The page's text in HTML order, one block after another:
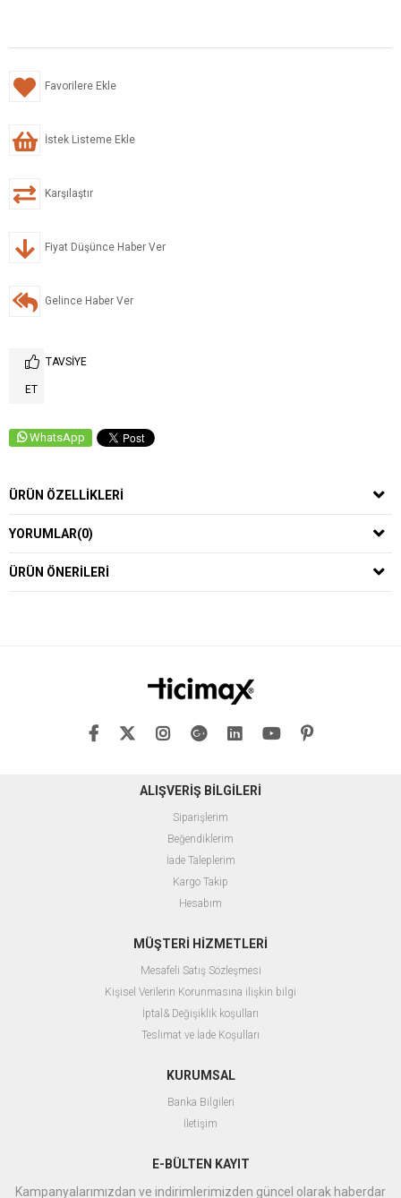
Favorilere Ekle
İstek Listeme Ekle
Karşılaştır
Fiyat Düşünce Haber Ver
Gelince Haber Ver
TAVSIYE
ET
WhatsApp
ÜRÜN ÖZELLIKLERI
YORUMLAR(0)
ÜRÜN ÖNERILERI
ALIŞVERİŞ BİLGİLERİ
Siparişlerim
Beğendiklerim
İade Taleplerim
Kargo Takip
Hesabım
MÜŞTERİ HİZMETLERİ
Mesafeli Satış Sözleşmesi
Kişisel Verilerin Korunmasına ilişkin bilgi
İptal& Değişiklik koşulları
Teslimat ve İade Koşulları
KURUMSAL
Banka Bilgileri
İletişim
E-BÜLTEN KAYIT
Kampanyalarımızdan ve indirimlerimizden güncel olarak haberdar